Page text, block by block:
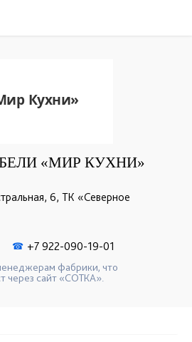
«МИР КУХНИ»
6, ТК «Северное
☎ +7 922-090-19-01
фабрики, что
через сайт «СОТКА».